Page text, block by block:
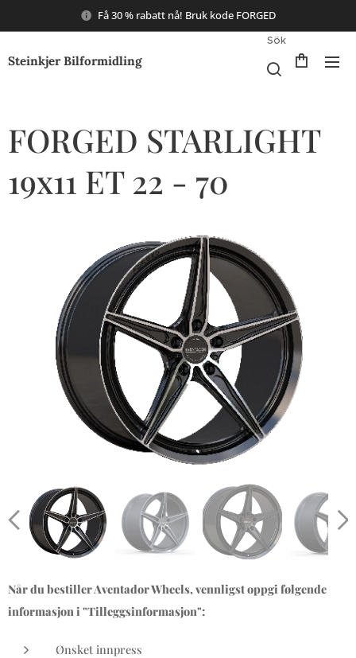
Få 30 % rabatt nå! Bruk kode FORGED
Steinkjer Bilformidling
Sök
FORGED STARLIGHT
19x11 ET 22 - 70
Når du bestiller Aventador Wheels, vennligst oppgi følgende
informasjon i "Tilleggsinformasjon":
Ønsket innpress